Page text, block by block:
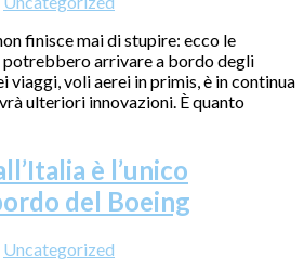
finisce mai di stupire: ecco le
potrebbero arrivare a bordo degli
viaggi, voli aerei in primis, è in continua
ulteriori innovazioni. È quanto
è l’unico
del Boeing
Uncategorized